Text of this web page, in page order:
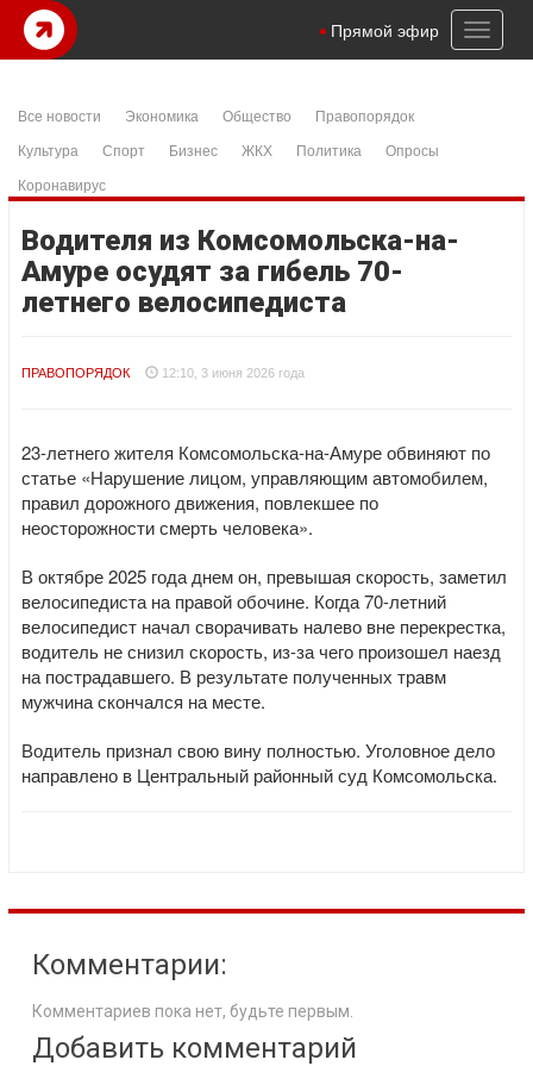
Toggle
Прямой эфир
Все новости Экономика Общество
Правопорядок
Культура
Спорт Бизнес ЖКХ Политика
Опросы
Коронавирус
Водителя из Комсомольска-на-
Амуре осудят за гибель 70-
летнего велосипедиста
ПРАВОПОРЯДОК 12:10, 3 июня 2026 года
23-летнего жителя Комсомольска-на-Амуре обвиняют по
статье «Нарушение лицом, управляющим автомобилем,
правил дорожного движения, повлекшее по
неосторожности смерть человека».
В октябре 2025 года днем он, превышая скорость, заметил
велосипедиста на правой обочине. Когда 70-летний
велосипедист начал сворачивать налево вне перекрестка,
водитель не снизил скорость, из-за чего произошел наезд
на пострадавшего. В результате полученных травм
мужчина скончался на месте.
Водитель признал свою вину полностью. Уголовное дело
направлено в Центральный районный суд Комсомольска.
Комментарии:
Комментариев пока нет, будьте первым.
Добавить комментарий